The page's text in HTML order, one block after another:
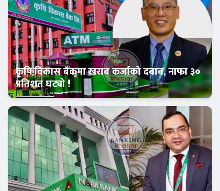
Banner News
कृषि विकास बैंकमा खराब कर्जाको दबाब, नाफा ३०
प्रतिशत घट्यो !